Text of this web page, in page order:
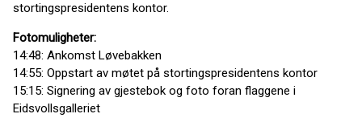
stortingspresidentens kontor.
Fotomuligheter:
14:48: Ankomst Løvebakken
14:55: Oppstart av møtet på stortingspresidentens kontor
15:15: Signering av gjestebok og foto foran flaggene i
Eidsvollsgalleriet